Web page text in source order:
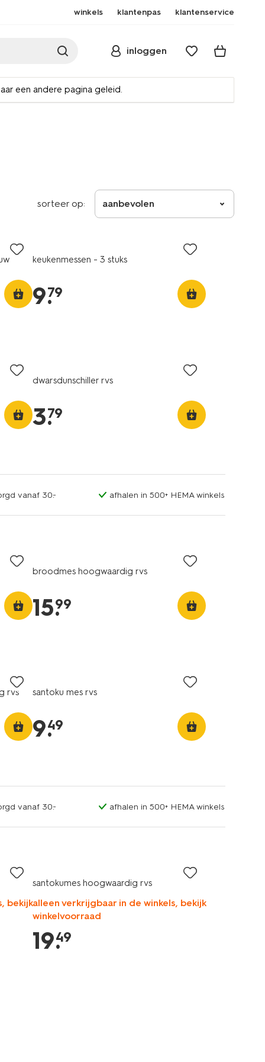
winkels klantenpas klantenservice
inloggen
een andere pagina geleid.
sorteer op: aanbevolen
keukenmessen - 3 stuks
9.
79
dwarsdunschiller rvs
3.
79
vanaf 30.- afhalen in 500+ HEMA winkels
broodmes hoogwaardig rvs
15.
99
rvs santoku mes rvs
9.
49
vanaf 30.- afhalen in 500+ HEMA winkels
bekijk
santokumes hoogwaardig rvs
alleen verkrijgbaar in de winkels, bekijk
winkelvoorraad
19.
49